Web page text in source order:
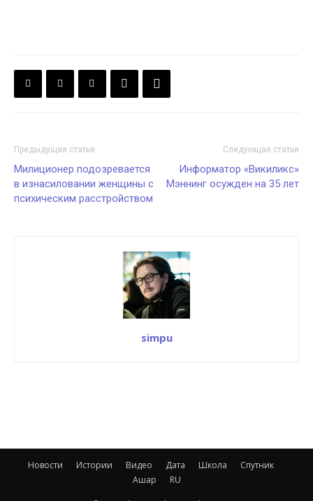
Предыдущая статья
Милиционер подозревается
в изнасиловании женщины с
психическим расстройством
Следующая статья
Информатор «Викиликс»
Мэннинг осужден на 35 лет
simpu
Новости Истории Видео Дата Школа
Спутник
Ашар
RU